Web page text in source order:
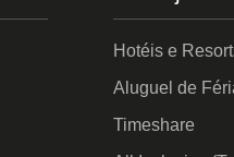
Hotéis e
Aluguel de
Timeshare